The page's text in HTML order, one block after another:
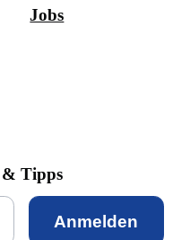
Jobs
& Tipps
Anmelden